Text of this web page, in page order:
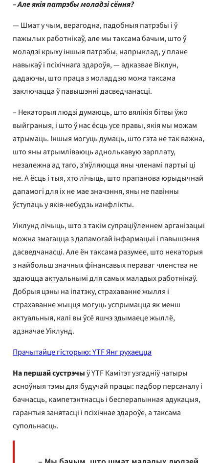
– Але якія патрэбы моладзі сёння?
— Шмат у чым, верагодна, падобныя патрэбы і ў
пажылых работнікаў, але мы таксама бачым, што ў
моладзі крыху іншыя патрэбы, напрыклад, у плане
навыкаў і псіхічнага здароўя, — адказвае Віклун,
дадаючы, што праца з моладдзю можа таксама
заключацца ў павышэнні дасведчанасці.
– Некаторыя людзі думаюць, што вялікія бітвы ўжо
выйграныя, і што ў нас ёсць усе правы, якія мы можам
атрымаць. Іншыя могуць думаць, што гэта не так важна,
што яны атрымліваюць аднолькавую зарплату,
незалежна ад таго, з'яўляюцца яны членамі партыі ці
не. А ёсць і тыя, хто лічыць, што прапанова юрыдычнай
дапамогі для іх не мае значэння, яны не павінны
ўступаць у якія-небудзь канфлікты.
Уіклунд лічыць, што з такім супраціўленнем арганізацыі
можна змагацца з дапамогай інфармацыі і павышэння
дасведчанасці. Але ён таксама разумее, што некаторыя
з найбольш значных фінансавых пераваг членства не
здаюцца актуальнымі для самых маладых работнікаў.
Добрыя цэны на іпатэку, страхаванне жылля і
страхаванне жыцця могуць успрымацца як менш
актуальныя, калі вы ўсё яшчэ здымаеце жыллё,
адзначае Уіклунд.
Прачытайце гісторыю: YTF Янг рухаецца
На першай сустрэчыў YTF Камітэт узгадніў чатыры
асноўныя тэмы для будучай працы: падбор персаналу і
бачнасць, кампетэнтнасць і бесперапынная адукацыя,
гарантыя занятасці і псіхічнае здароўе, а таксама
супольнасць.